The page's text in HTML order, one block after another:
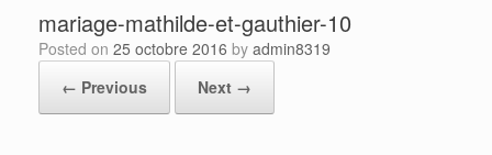
mariage-mathilde-et-gauthier-10
Posted on 25 octobre 2016 by admin8319
← Previous
Next →